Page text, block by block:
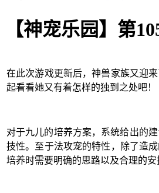
【神宠乐园】第
在此次游戏更新后，神兽家族又迎
起看看她又有着怎样的独到之处吧！
对于九儿的培养方案，系统给出的
技性。至于法攻宠的特性，除了造
培养时需要明确的思路以及合理的安